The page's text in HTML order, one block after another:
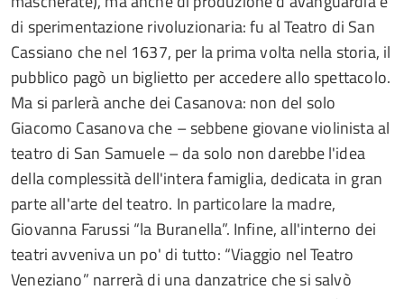
di sperimentazione rivoluzionaria: fu al Teatro di San
Cassiano che nel 1637, per la prima volta nella storia, il
pubblico pagò un biglietto per accedere allo spettacolo.
Ma si parlerà anche dei Casanova: non del solo
Giacomo Casanova che – sebbene giovane violinista al
teatro di San Samuele – da solo non darebbe l'idea
della complessità dell'intera famiglia, dedicata in gran
parte all'arte del teatro. In particolare la madre,
Giovanna Farussi “la Buranella”. Infine, all'interno dei
teatri avveniva un po' di tutto: “Viaggio nel Teatro
Veneziano” narrerà di una danzatrice che si salvò